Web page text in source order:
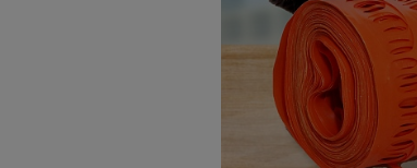
Лестницы и стремянки
Штукатурные комплекты
Сварочные аппараты
Тепловые пушки